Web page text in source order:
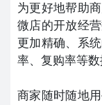
为更好地帮助
微店的开放经
更加精确、系
率、复购率等数
商家随时随地